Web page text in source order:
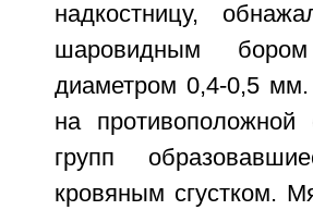
надкостницу,
шаровидным
диаметром 0,4-0,5
на
групп
кровяным сгустком.